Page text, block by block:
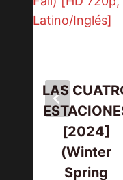
LAS
[2024]
(Winter
Spring